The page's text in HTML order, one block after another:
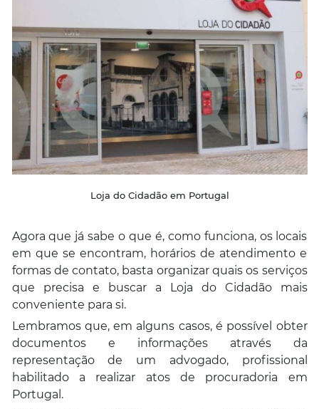
Loja do Cidadão em Portugal
Agora que já sabe o que é, como funciona, os locais
em que se encontram, horários de atendimento e
formas de contato, basta organizar quais os serviços
que precisa e buscar a Loja do Cidadão mais
conveniente para si.
Lembramos que, em alguns casos, é possível obter
documentos e informações através da
representação de um advogado, profissional
habilitado a realizar atos de procuradoria em
Portugal.